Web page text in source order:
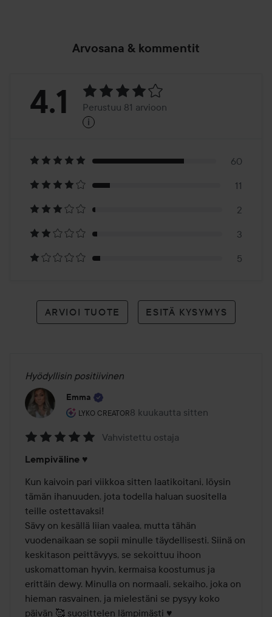
Arvosana & kommentit
Arvosana:
Perustuu
81
arvioon
4.1 Perustuu 81 arvioon
i
60
11
2
3
5
ARVIOI TUOTE ESITÄ KYSYMYS
Hyödyllisin positiivinen
Emma
LYKO CREATOR
Käyttäjän rooli: Lyko Creator.
8 kuukautta sitten
Viesti luotiin 8 kuukautta sitten
5
/
5
Vahvistettu ostaja
Lempiväline ♥️
Kun kaivoin pari viikkoa sitten laatikoitani, löysin
tämän ihanuuden, jota todella haluan suositella
teille ostettavaksi!
Sävy on kesällä liian vaalea, mutta tähän
vuodenaikaan se sopii minulle täydellisesti. Siinä on
keskitason peittävyys, se sekoittuu ihoon
uskomattoman hyvin, kermaisa koostumus ja
erittäin dewy. Minulla on normaali, sekaiho, joka on
hieman rasvainen, ja mielestäni se pysyy koko
päivän 🥰 suosittelen lämpimästi ♥️